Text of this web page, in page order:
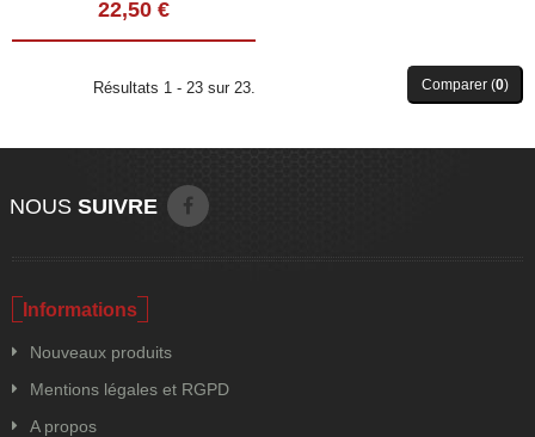
22,50 €
Résultats 1 - 23 sur 23. Comparer (0)
SUIVRE
NOUS
Informations
Nouveaux produits
Mentions légales et RGPD
A propos